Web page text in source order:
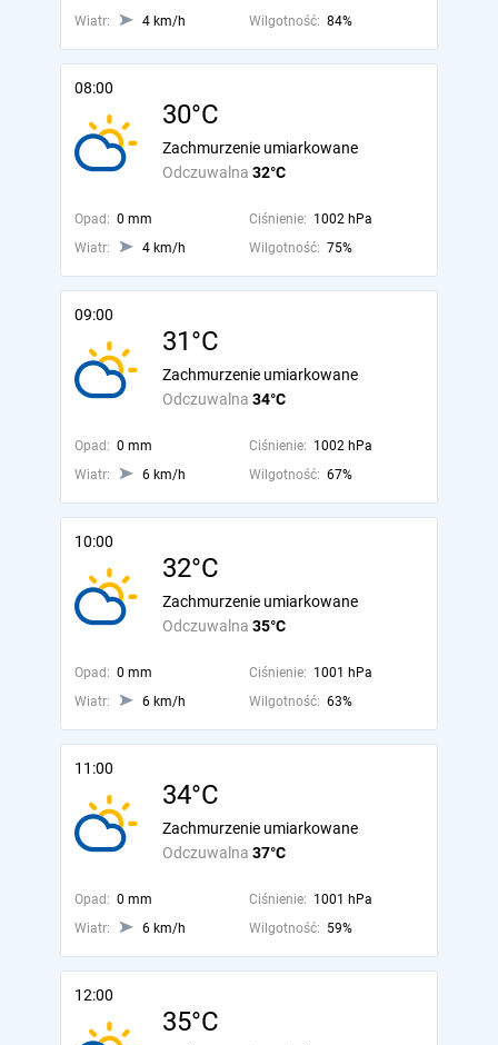
Wiatr: 4 km/h Wilgotność: 84%
08:00
30°C
Odczuwalna 32°C
Zachmurzenie umiarkowane
Opad: 0 mm Ciśnienie: 1002 hPa
Wiatr:
4 km/h Wilgotność: 75%
09:00
31°C
Odczuwalna 34°C
Zachmurzenie umiarkowane
Opad: 0 mm Ciśnienie: 1002 hPa
Wiatr:
6 km/h Wilgotność: 67%
10:00
32°C
Odczuwalna 35°C
Zachmurzenie umiarkowane
Opad: 0 mm Ciśnienie: 1001 hPa
Wiatr:
6 km/h Wilgotność: 63%
11:00
34°C
Odczuwalna 37°C
Zachmurzenie umiarkowane
Opad: 0 mm Ciśnienie: 1001 hPa
Wiatr:
6 km/h Wilgotność: 59%
12:00
35°C